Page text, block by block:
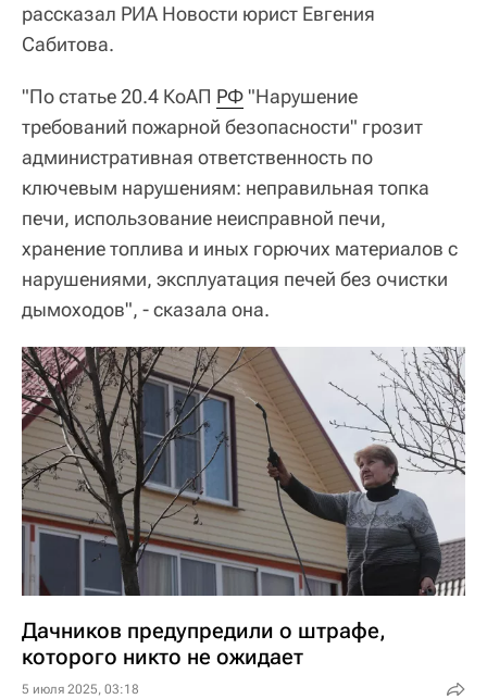
рассказал РИА Новости юрист Евгения
Сабитова.
"По статье 20.4 КоАП РФ "Нарушение
требований пожарной безопасности" грозит
административная ответственность по
ключевым нарушениям: неправильная топка
печи, использование неисправной печи,
хранение топлива и иных горючих материалов с
нарушениями, эксплуатация печей без очистки
дымоходов", - сказала она.
Дачников предупредили о штрафе,
которого никто не ожидает
5 июля 2025, 03:18